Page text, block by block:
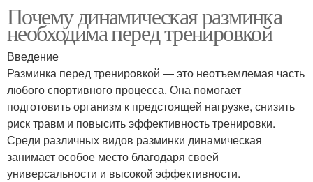
Почему динамическая разминка
необходима перед тренировкой
Введение
Разминка перед тренировкой — это неотъемлемая часть
любого спортивного процесса. Она помогает
подготовить организм к предстоящей нагрузке, снизить
риск травм и повысить эффективность тренировки.
Среди различных видов разминки динамическая
занимает особое место благодаря своей
универсальности и высокой эффективности.